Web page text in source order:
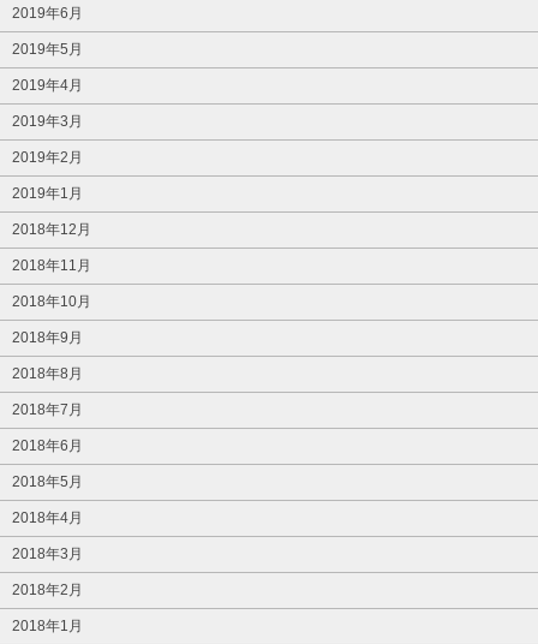
2019年6月
2019年5月
2019年4月
2019年3月
2019年2月
2019年1月
2018年12月
2018年11月
2018年10月
2018年9月
2018年8月
2018年7月
2018年6月
2018年5月
2018年4月
2018年3月
2018年2月
2018年1月